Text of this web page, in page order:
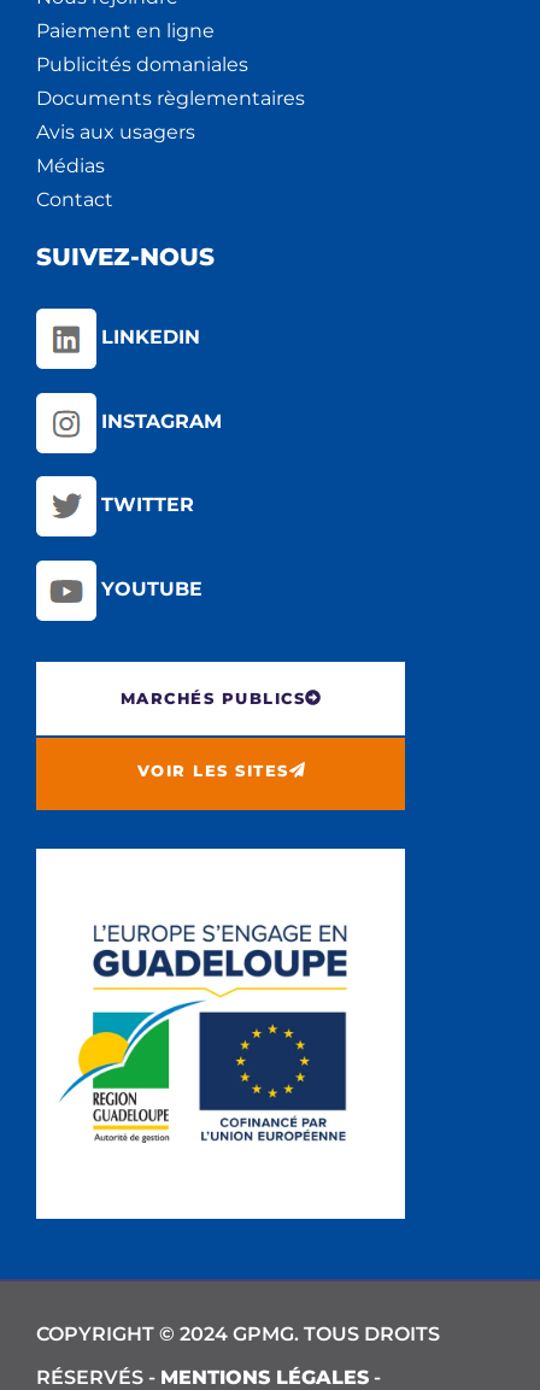
Paiement en ligne
Publicités domaniales
Documents règlementaires
Avis aux usagers
Médias
Contact
SUIVEZ-NOUS
LINKEDIN
INSTAGRAM
TWITTER
YOUTUBE
MARCHÉS PUBLICS
VOIR LES SITES
COPYRIGHT © 2024 GPMG. TOUS DROITS
RÉSERVÉS - MENTIONS LÉGALES -